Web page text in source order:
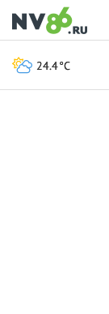
24.4°C